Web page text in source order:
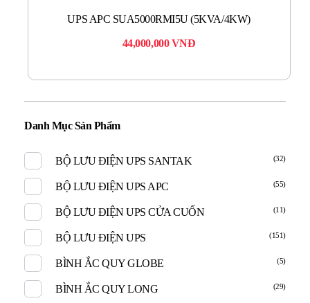
UPS APC SUA5000RMI5U (5KVA/4KW)
44,000,000VNĐ
Danh Mục Sản Phẩm
BỘ LƯU ĐIỆN UPS SANTAK (32)
BỘ LƯU ĐIỆN UPS APC (55)
BỘ LƯU ĐIỆN UPS CỬA CUỐN (11)
BỘ LƯU ĐIỆN UPS (151)
BÌNH ẮC QUY GLOBE (5)
BÌNH ẮC QUY LONG (29)